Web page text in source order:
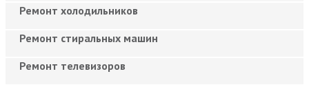
Ремонт холодильников
Ремонт стиральных машин
Ремонт телевизоров